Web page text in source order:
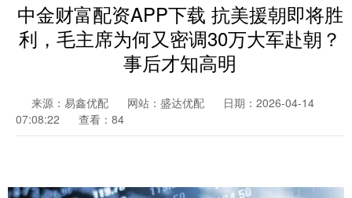
中金财富配资APP下载 抗美援朝即将胜
利，毛主席为何又密调30万大军赴朝？
事后才知高明
来源：易鑫优配 网站：盛达优配
日期：2026-04-14
07:08:22
查看：84